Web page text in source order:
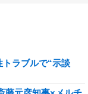
ラブルで“示談